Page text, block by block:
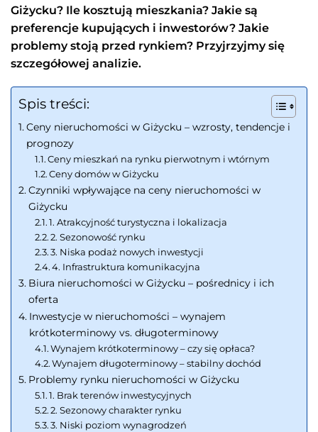
Giżycku? Ile kosztują mieszkania? Jakie są
preferencje kupujących i inwestorów? Jakie
problemy stoją przed rynkiem? Przyjrzyjmy się
szczegółowej analizie.
Spis treści:
Ceny nieruchomości w Giżycku – wzrosty, tendencje i
prognozy
Ceny mieszkań na rynku pierwotnym i wtórnym
Ceny domów w Giżycku
Czynniki wpływające na ceny nieruchomości w
Giżycku
1. Atrakcyjność turystyczna i lokalizacja
2. Sezonowość rynku
3. Niska podaż nowych inwestycji
4. Infrastruktura komunikacyjna
Biura nieruchomości w Giżycku – pośrednicy i ich
oferta
Inwestycje w nieruchomości – wynajem
krótkoterminowy vs. długoterminowy
Wynajem krótkoterminowy – czy się opłaca?
Wynajem długoterminowy – stabilny dochód
Problemy rynku nieruchomości w Giżycku
1. Brak terenów inwestycyjnych
2. Sezonowy charakter rynku
3. Niski poziom wynagrodzeń